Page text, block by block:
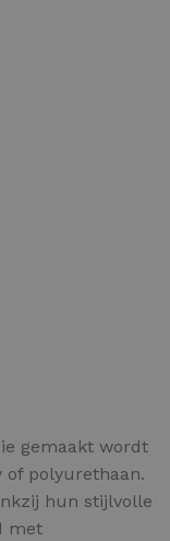
gemaakt wordt
of polyurethaan.
hun stijlvolle
met